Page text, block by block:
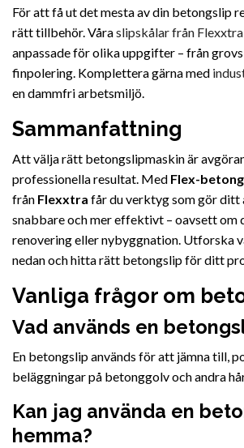
För att få ut det mesta av din betongslip
rätt tillbehör. Våraslipskålar från Flexxtra
anpassade för olika uppgifter – från
finpolering. Komplettera gärna med
en dammfri arbetsmiljö.
Sammanfattning
Att välja rätt betongslipmaskin är
professionella resultat. Med Flex-
från Flexxtra får du verktyg som gör ditt
snabbare och mer effektivt – oavsett om
renovering eller nybyggnation. Utforska
nedan och hitta rätt betongslip för ditt
Vanliga frågor om
Vad används en
En betongslip används för att jämna till,
beläggningar på betonggolv och andra
Kan jag använda en
hemma?